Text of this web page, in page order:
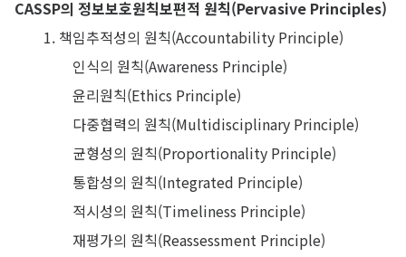
CASSP의 정보보호원칙보편적 원칙(Pervasive Principles)
1. 책임추적성의 원칙(Accountability Principle)
인식의 원칙(Awareness Principle)
윤리원칙(Ethics Principle)
다중협력의 원칙(Multidisciplinary Principle)
균형성의 원칙(Proportionality Principle)
통합성의 원칙(Integrated Principle)
적시성의 원칙(Timeliness Principle)
재평가의 원칙(Reassessment Principle)